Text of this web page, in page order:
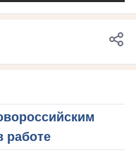
работе